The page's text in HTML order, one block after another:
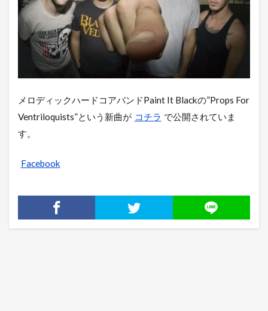
メロディックハードコアバンドPaint It Blackの”Props For
Ventriloquists”という新曲が コチラ で公開されていま
す。
Facebook